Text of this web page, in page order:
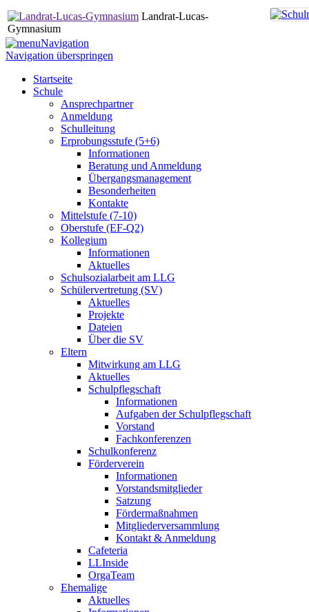
Landrat-Lucas-
Gymnasium
Navigation
Navigation überspringen
Startseite
Schule
Ansprechpartner
Anmeldung
Schulleitung
Erprobungsstufe (5+6)
Informationen
Beratung und Anmeldung
Übergangsmanagement
Besonderheiten
Kontakte
Mittelstufe (7-10)
Oberstufe (EF-Q2)
Kollegium
Informationen
Aktuelles
Schulsozialarbeit am LLG
Schülervertretung (SV)
Aktuelles
Projekte
Dateien
Über die SV
Eltern
Mitwirkung am LLG
Aktuelles
Schulpflegschaft
Informationen
Aufgaben der Schulpflegschaft
Vorstand
Fachkonferenzen
Schulkonferenz
Förderverein
Informationen
Vorstandsmitglieder
Satzung
Fördermaßnahmen
Mitgliederversammlung
Kontakt & Anmeldung
Cafeteria
LLInside
OrgaTeam
Ehemalige
Aktuelles